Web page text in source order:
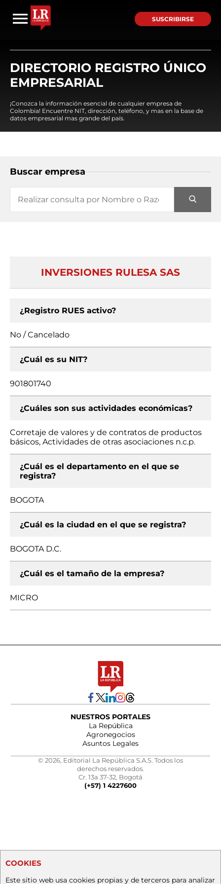
SUSCRIBIRSE
DIRECTORIO REGISTRO ÚNICO
EMPRESARIAL
¡Conozca la información esencial de cualquier empresa de
Colombia! Encuentre NIT, dirección, teléfono, y mas en la base de
datos empresarial mas grande del país.
Buscar empresa
INVERSIONES RULESA SAS
¿Registro RUES activo?
No / Cancelado
¿Cuál es su NIT?
901801740
¿Cuáles son sus actividades económicas?
Corretaje de valores y de contratos de productos
básicos, Actividades de otras asociaciones n.c.p.
¿Cuál es el departamento en el que se
registra?
BOGOTA
¿Cuál es la ciudad en el que se registra?
BOGOTA D.C.
¿Cuál es el tamaño de la empresa?
MICRO
NUESTROS PORTALES
La República
Agronegocios
Asuntos Legales
© 2026, Editorial La República S.A.S. Todos los
derechos reservados.
Cr. 13a 37-32, Bogotá
(+57) 1 4227600
COOKIES
Este sitio web usa cookies propias y de terceros para analizar